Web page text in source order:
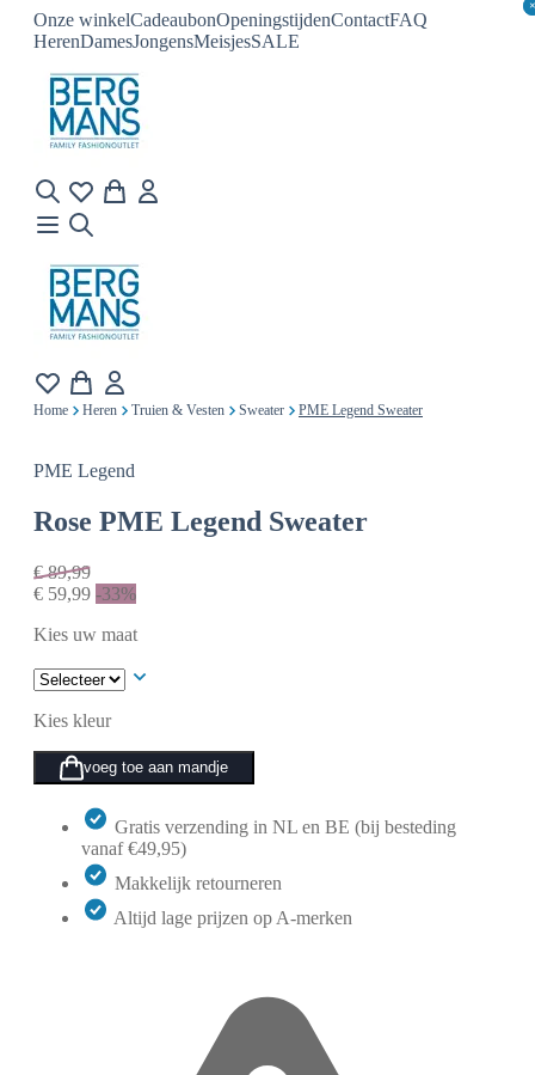
Onze winkelCadeaubonOpeningstijdenContactFAQ
HerenDamesJongensMeisjesSALE
×
×
Home Heren Truien & Vesten Sweater PME Legend Sweater
PME Legend
Rose PME Legend Sweater
€89,99
€ 59,99 -33%
Kies uw maat
Kies kleur
voeg toe aan mandje
Gratis verzending in NL en BE (bij besteding
vanaf €49,95)
Makkelijk retourneren
Altijd lage prijzen op A-merken